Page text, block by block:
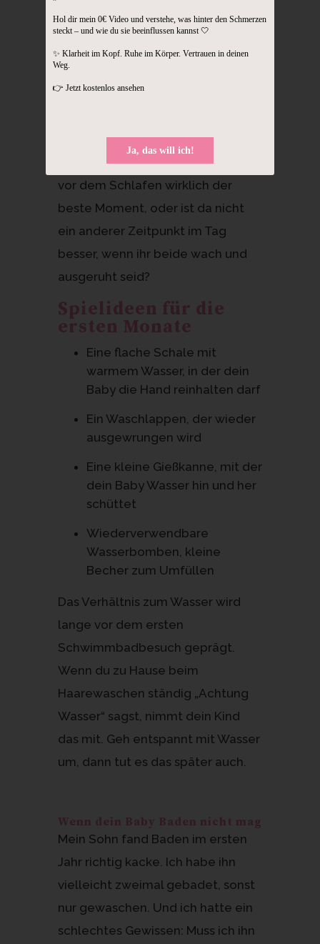
es ausprobieren, gezielt, in einem
flutet.
Den richtigen
wählen
Frag dich, ist der späte Abend kurz
vor dem Schlafen wirklich der
beste Moment, oder ist da nicht
ein anderer Zeitpunkt im Tag
besser, wenn ihr beide wach und
ausgeruht seid?
Spielideen für die
ersten Monate
Eine flache Schale mit
warmem Wasser, in der dein
Baby die Hand reinhalten darf
Ein Waschlappen, der wieder
ausgewrungen wird
Eine kleine Gießkanne, mit der
dein Baby Wasser hin und her
schüttet
Wiederverwendbare
Wasserbomben, kleine
Becher zum Umfüllen
Das Verhältnis zum Wasser wird
lange vor dem ersten
Schwimmbadbesuch geprägt.
Wenn du zu Hause beim
Haarewaschen ständig „Achtung
Wasser“ sagst, nimmt dein Kind
das mit. Geh entspannt mit Wasser
um, dann tut es das später auch.
Wenn dein Baby Baden nicht mag
Mein Sohn fand Baden im ersten
Jahr richtig kacke. Ich habe ihn
vielleicht zweimal gebadet, sonst
nur gewaschen. Und ich hatte ein
schlechtes Gewissen: Muss ich ihn
Hol dir mein 0€ Video und verstehe, was hinter den Schmerzen
steckt – und wie du sie beeinflussen kannst 🤍
✨ Klarheit im Kopf. Ruhe im Körper. Vertrauen in deinen
Weg.
👉 Jetzt kostenlos ansehen
Ja, das will ich!